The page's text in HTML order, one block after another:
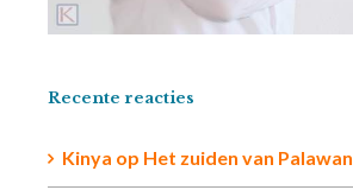
Recente reacties
Kinya op Het zuiden van Palawan